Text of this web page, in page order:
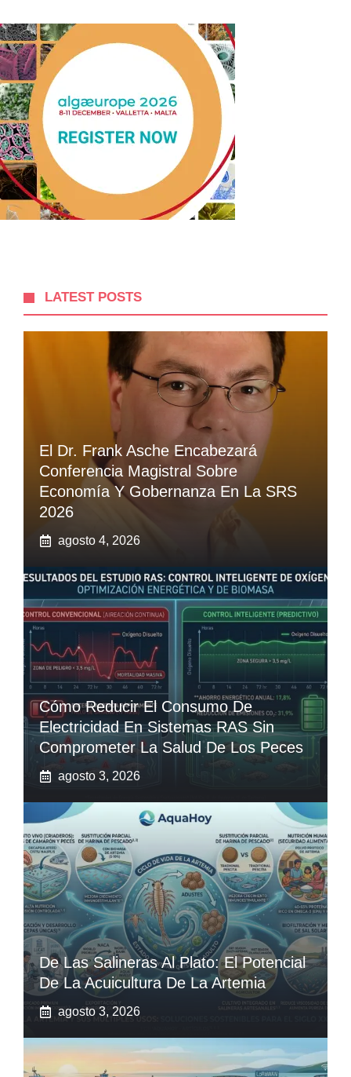
LATEST POSTS
El Dr. Frank Asche Encabezará
Conferencia Magistral Sobre
Economía Y Gobernanza En La SRS
2026
agosto 4, 2026
Cómo Reducir El Consumo De
Electricidad En Sistemas RAS Sin
Comprometer La Salud De Los Peces
agosto 3, 2026
De Las Salineras Al Plato: El Potencial
De La Acuicultura De La Artemia
agosto 3, 2026